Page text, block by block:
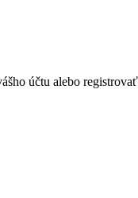
účtu alebo